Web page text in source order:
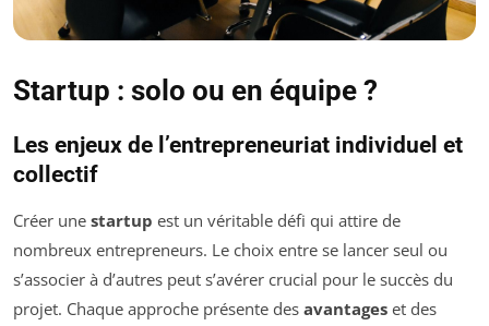
Startup : solo ou en équipe ?
Les enjeux de l’entrepreneuriat individuel et
collectif
Créer une startup est un véritable défi qui attire de
nombreux entrepreneurs. Le choix entre se lancer seul ou
s’associer à d’autres peut s’avérer crucial pour le succès du
projet. Chaque approche présente des avantages et des